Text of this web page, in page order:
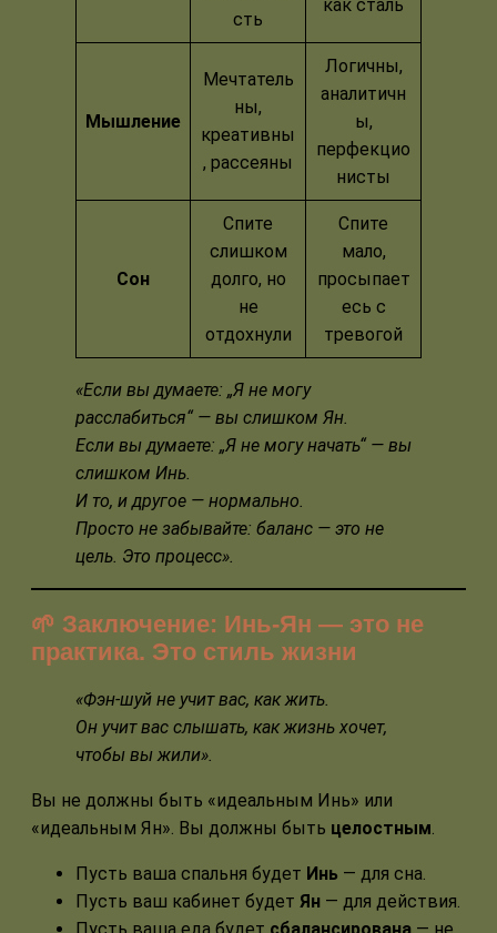
сть
как сталь
Мышление
Мечтатель
ны,
креативны
, рассеяны
Логичны,
аналитичн
ы,
перфекцио
нисты
Сон
Спите
слишком
долго, но
не
отдохнули
Спите
мало,
просыпает
есь с
тревогой
«Если вы думаете: „Я не могу
расслабиться“ — вы слишком Ян.
Если вы думаете: „Я не могу начать“ — вы
слишком Инь.
И то, и другое — нормально.
Просто не забывайте: баланс — это не
цель. Это процесс».
🌱 Заключение: Инь-Ян — это не
практика. Это стиль жизни
«Фэн-шуй не учит вас, как жить.
Он учит вас слышать, как жизнь хочет,
чтобы вы жили».
Вы не должны быть «идеальным Инь» или
«идеальным Ян». Вы должны быть целостным.
Пусть ваша спальня будет Инь — для сна.
Пусть ваш кабинет будет Ян — для действия.